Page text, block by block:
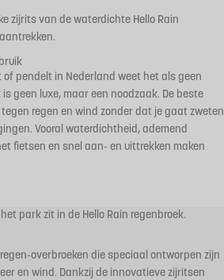
pendelt in Nederland weet het als geen
geen luxe, maar een noodzaak. De beste
regen en wind zonder dat je gaat zweten
Vooral waterdichtheid, ademend
fietsen en snel aan- en uittrekken maken
overbroeken die speciaal ontworpen zijn
en wind. Dankzij de innovatieve zijritsen